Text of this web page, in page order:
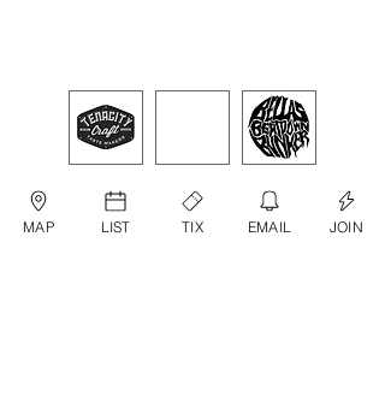
MAP LIST TIX EMAIL JOIN